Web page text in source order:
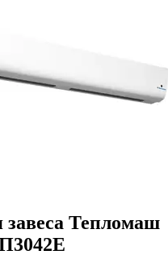
завеса Тепломаш